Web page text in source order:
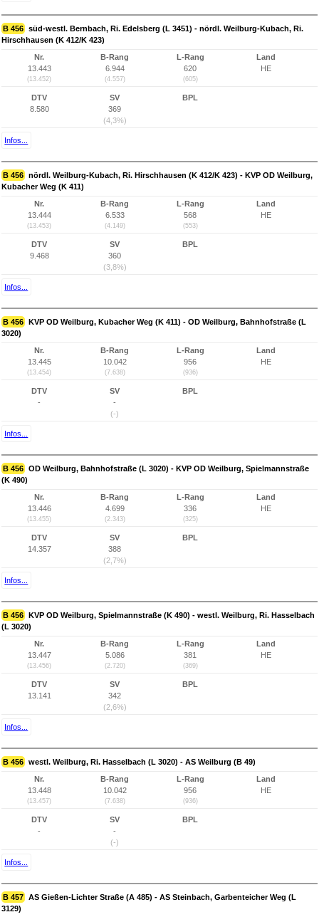
B 456 süd-westl. Bernbach, Ri. Edelsberg (L 3451) - nördl. Weilburg-Kubach, Ri.
Hirschhausen (K 412/K 423)
Nr.
13.443
(13.452)
B-Rang
6.944
(4.557)
L-Rang
620
(605)
Land
HE
DTV
8.580
SV
369
(4,3%)
BPL
Infos...
B 456 nördl. Weilburg-Kubach, Ri. Hirschhausen (K 412/K 423) - KVP OD Weilburg,
Kubacher Weg (K 411)
Nr.
13.444
(13.453)
B-Rang
6.533
(4.149)
L-Rang
568
(553)
Land
HE
DTV
9.468
SV
360
(3,8%)
BPL
Infos...
B 456 KVP OD Weilburg, Kubacher Weg (K 411) - OD Weilburg, Bahnhofstraße (L
3020)
Nr.
13.445
(13.454)
B-Rang
10.042
(7.638)
L-Rang
956
(936)
Land
HE
DTV
-
SV
-
(-)
BPL
Infos...
B 456 OD Weilburg, Bahnhofstraße (L 3020) - KVP OD Weilburg, Spielmannstraße
(K 490)
Nr.
13.446
(13.455)
B-Rang
4.699
(2.343)
L-Rang
336
(325)
Land
HE
DTV
14.357
SV
388
(2,7%)
BPL
Infos...
B 456 KVP OD Weilburg, Spielmannstraße (K 490) - westl. Weilburg, Ri. Hasselbach
(L 3020)
Nr.
13.447
(13.456)
B-Rang
5.086
(2.720)
L-Rang
381
(369)
Land
HE
DTV
13.141
SV
342
(2,6%)
BPL
Infos...
B 456 westl. Weilburg, Ri. Hasselbach (L 3020) - AS Weilburg (B 49)
Nr.
13.448
(13.457)
B-Rang
10.042
(7.638)
L-Rang
956
(936)
Land
HE
DTV
-
SV
-
(-)
BPL
Infos...
B 457 AS Gießen-Lichter Straße (A 485) - AS Steinbach, Garbenteicher Weg (L
3129)